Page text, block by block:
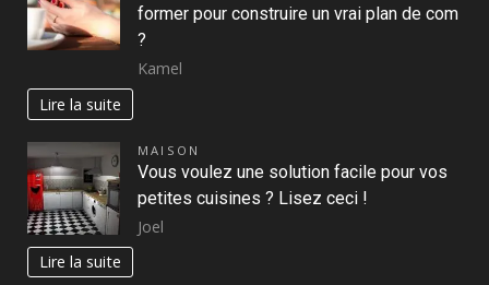
former pour construire un vrai plan de com
?
Kamel
Lire la suite
MAISON
Vous voulez une solution facile pour vos
petites cuisines ? Lisez ceci !
Joel
Lire la suite